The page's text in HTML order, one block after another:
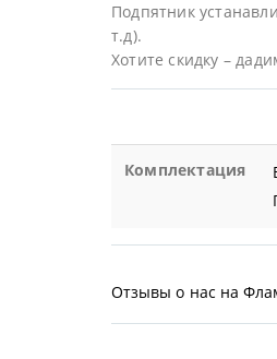
Подпятник
т.д).
Хотите скидку –
Комплектация
Отзывы о нас на